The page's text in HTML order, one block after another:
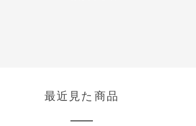
最近見た商品